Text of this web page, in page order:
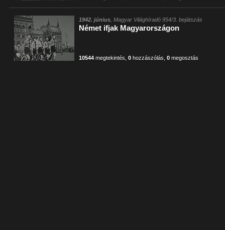
1942. június , Magyar Világhíradó 954/3. bejátszás
Német ifjak Magyarországon
10544 megtekintés ,0 hozzászólás ,0 megosztás